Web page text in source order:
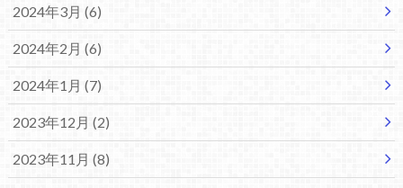
2024年3月 (6)
2024年2月 (6)
2024年1月 (7)
2023年12月 (2)
2023年11月 (8)